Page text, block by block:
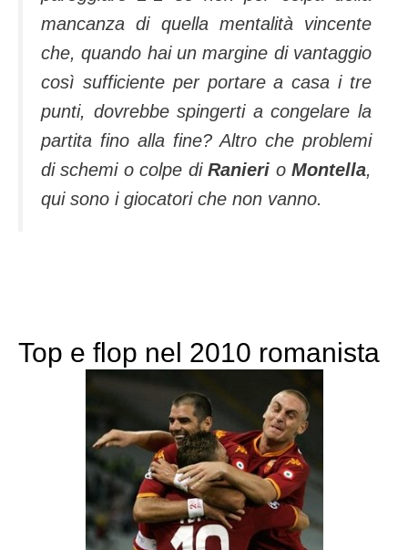
mancanza di quella mentalità vincente
che, quando hai un margine di vantaggio
così sufficiente per portare a casa i tre
punti, dovrebbe spingerti a congelare la
partita fino alla fine? Altro che problemi
di schemi o colpe diRanieri oMontella,
qui sono i giocatori che non vanno.
Top e flop nel 2010 romanista